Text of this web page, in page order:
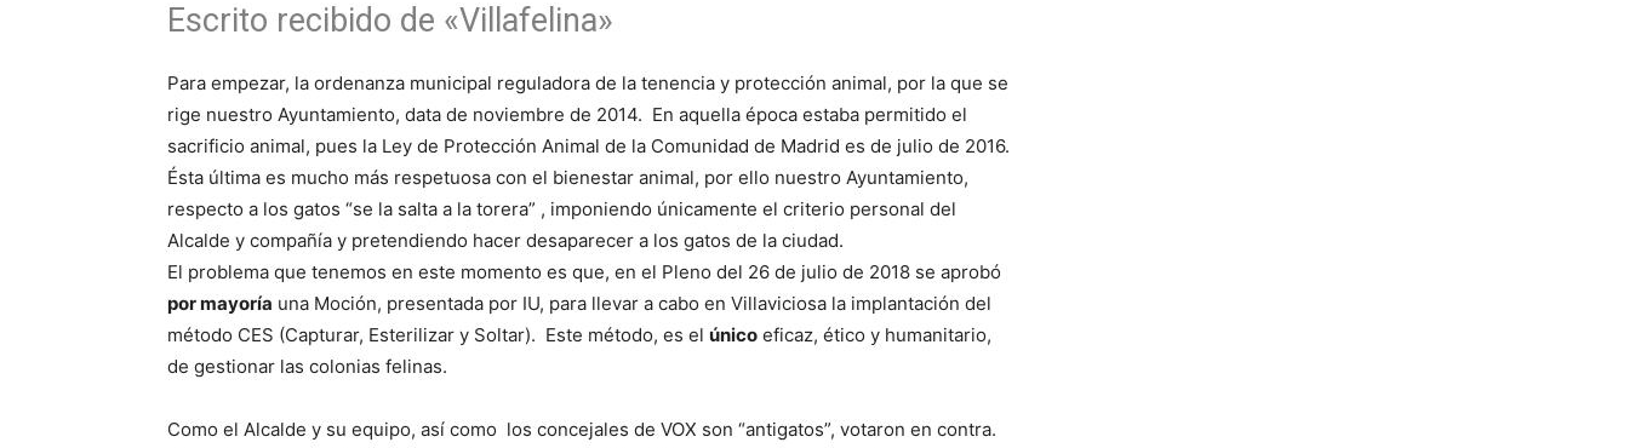
Escrito recibido de «Villafelina»
Para empezar, la ordenanza municipal reguladora de la tenencia y protección animal, por la que se
rige nuestro Ayuntamiento, data de noviembre de 2014. En aquella época estaba permitido el
sacrificio animal, pues la Ley de Protección Animal de la Comunidad de Madrid es de julio de 2016.
Ésta última es mucho más respetuosa con el bienestar animal, por ello nuestro Ayuntamiento,
respecto a los gatos “se la salta a la torera” , imponiendo únicamente el criterio personal del
Alcalde y compañía y pretendiendo hacer desaparecer a los gatos de la ciudad.
El problema que tenemos en este momento es que, en el Pleno del 26 de julio de 2018 se aprobó
por mayoría una Moción, presentada por IU, para llevar a cabo en Villaviciosa la implantación del
método CES (Capturar, Esterilizar y Soltar). Este método, es el único eficaz, ético y humanitario,
de gestionar las colonias felinas.
Como el Alcalde y su equipo, así como los concejales de VOX son “antigatos”, votaron en contra.